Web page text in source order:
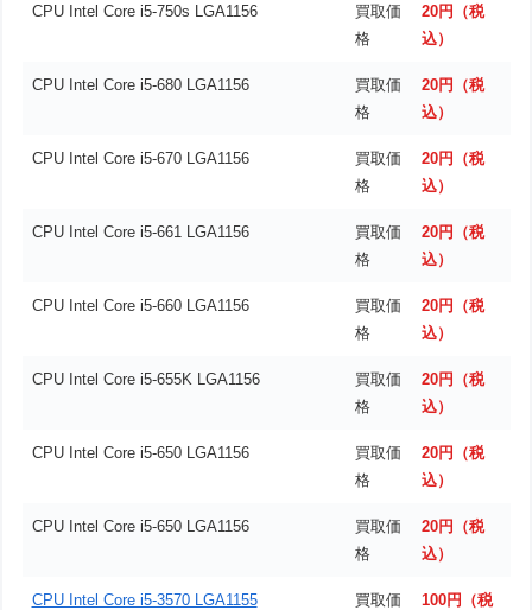
CPU Intel Core i5-750s LGA1156
買取価
格
20円（税
込）
CPU Intel Core i5-680 LGA1156
買取価
格
20円（税
込）
CPU Intel Core i5-670 LGA1156
買取価
格
20円（税
込）
CPU Intel Core i5-661 LGA1156
買取価
格
20円（税
込）
CPU Intel Core i5-660 LGA1156
買取価
格
20円（税
込）
CPU Intel Core i5-655K LGA1156
買取価
格
20円（税
込）
CPU Intel Core i5-650 LGA1156
買取価
格
20円（税
込）
CPU Intel Core i5-650 LGA1156
買取価
格
20円（税
込）
CPU Intel Core i5-3570 LGA1155
買取価
100円（税